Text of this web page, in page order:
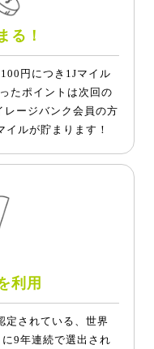
る！
円につき1Jマイル
たポイントは次回の
ージバンク会員の方
ルが貯まります！
利用
定されている、世界
9年連続で選出され